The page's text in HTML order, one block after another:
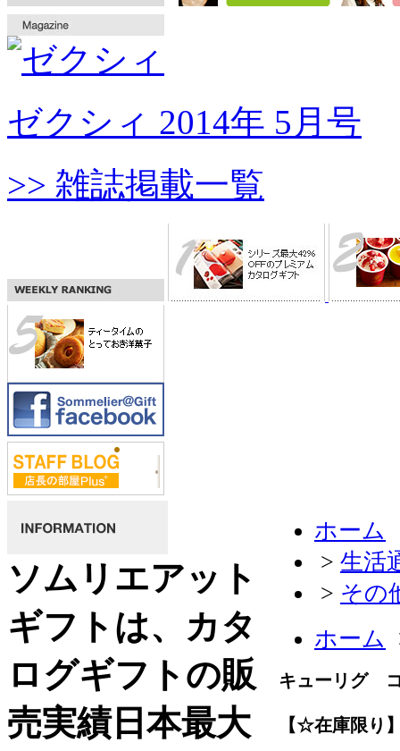
ゼクシィ 2014年 5月号
>> 雑誌掲載一覧
ホーム
> 生活
> その
ホーム
キューリグ
【☆在庫限り
ソムリエアット
ギフトは、カタ
ログギフトの販
売実績日本最大